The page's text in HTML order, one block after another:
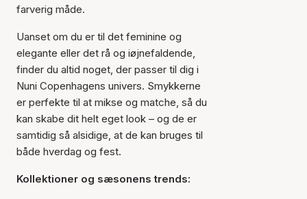
farverig måde.
Uanset om du er til det feminine og
elegante eller det rå og iøjnefaldende,
finder du altid noget, der passer til dig i
Nuni Copenhagens univers. Smykkerne
er perfekte til at mikse og matche, så du
kan skabe dit helt eget look – og de er
samtidig så alsidige, at de kan bruges til
både hverdag og fest.
Kollektioner og sæsonens trends: